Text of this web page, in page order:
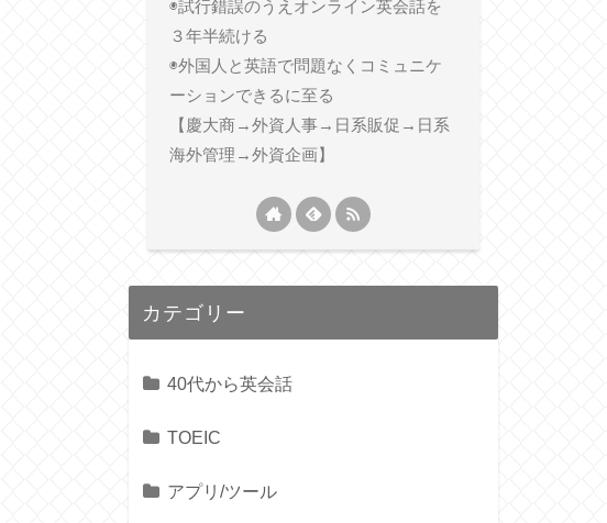
◉試行錯誤のうえオンライン英会話を
３年半続ける
◉外国人と英語で問題なくコミュニケ
ーションできるに至る
【慶大商→外資人事→日系販促→日系
海外管理→外資企画】
カテゴリー
40代から英会話
TOEIC
アプリ/ツール